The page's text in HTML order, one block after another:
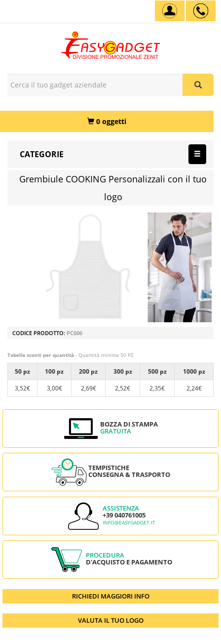
0 oggetti
CATEGORIE
Grembiule COOKING Personalizzali con il tuo
logo
CODICE PRODOTTO: PC606
Tabella sconti per quantità - Quantità minima 50 PZ
50 pz 100 pz 200 pz 300 pz 500 pz
1000 pz
3,52€
3,00€ 2,69€ 2,52€ 2,35€ 2,24€
BOZZA DI STAMPA
GRATUITA
TEMPISTICHE
CONSEGNA & TRASPORTO
ASSISTENZA
+39 040761005
INFO@EASYGADGET.IT
PROCEDURA
D'ACQUISTO E PAGAMENTO
RICHIEDI MAGGIORI INFO
VALUTA IL TUO LOGO